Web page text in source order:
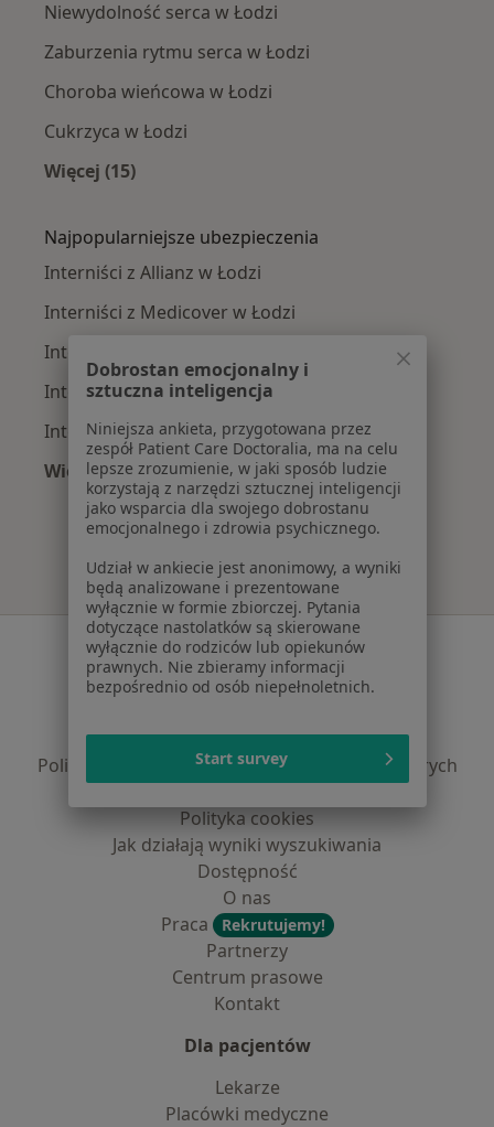
Niewydolność serca w Łodzi
Zaburzenia rytmu serca w Łodzi
Choroba wieńcowa w Łodzi
Cukrzyca w Łodzi
Więcej (15)
Najpopularniejsze ubezpieczenia
Interniści z Allianz w Łodzi
Interniści z Medicover w Łodzi
Interniści z NFZ w Łodzi
Interniści z PZU Zdrowie w Łodzi
Interniści z Signal Iduna w Łodzi
Więcej (11)
Więcej w kategorii: Najpopularniejsze
Serwis
Regulamin
Polityka prywatności profesjonalistów
Polityka prywatności dla profesjonalistów, których
Polityka cookies
Jak działają wyniki wyszukiwania
Dostępność
O nas
Praca
Rekrutujemy!
Partnerzy
Centrum prasowe
Kontakt
Dla pacjentów
Lekarze
Placówki medyczne
Dobrostan emocjonalny i
sztuczna inteligencja
Niniejsza ankieta, przygotowana przez
zespół Patient Care Doctoralia, ma na celu
lepsze zrozumienie, w jaki sposób ludzie
korzystają z narzędzi sztucznej inteligencji
jako wsparcia dla swojego dobrostanu
emocjonalnego i zdrowia psychicznego.
Udział w ankiecie jest anonimowy, a wyniki
będą analizowane i prezentowane
wyłącznie w formie zbiorczej. Pytania
dotyczące nastolatków są skierowane
wyłącznie do rodziców lub opiekunów
prawnych. Nie zbieramy informacji
bezpośrednio od osób niepełnoletnich.
Start survey